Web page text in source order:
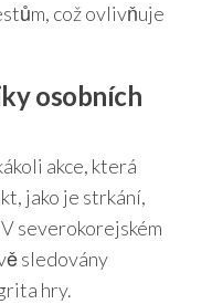
což ovlivňuje
osobních
akce, která
jako je strkání,
severokorejském
sledovány
hry.